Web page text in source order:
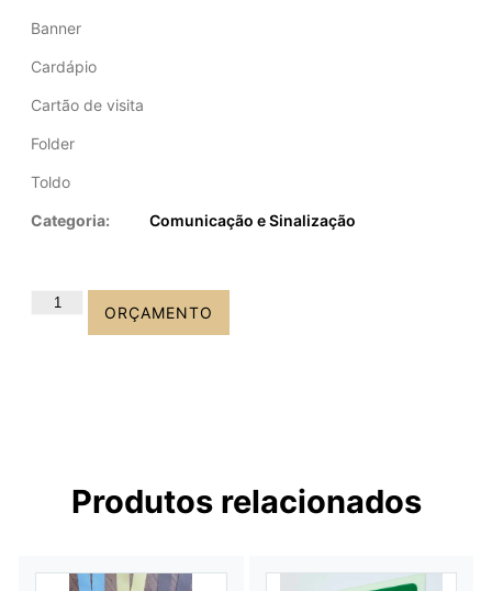
Banner
Cardápio
Cartão de visita
Folder
Toldo
Categoria: Comunicação e Sinalização
ORÇAMENTO
Produtos relacionados